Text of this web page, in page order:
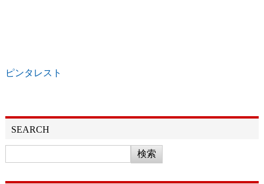
ピンタレスト
SEARCH